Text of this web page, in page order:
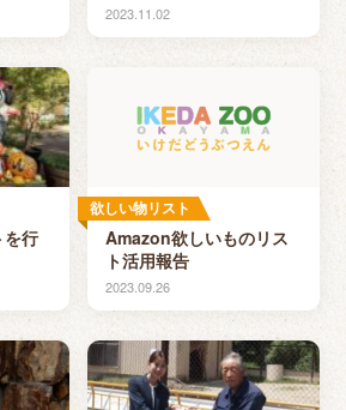
2023.11.02
を行
欲しい物リスト
Amazon欲しいものリス
ト活用報告
2023.09.26